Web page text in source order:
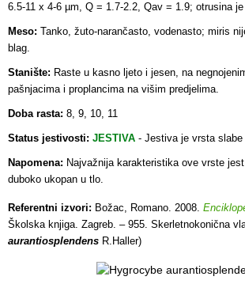
6.5-11 x 4-6 µm, Q = 1.7-2.2, Qav = 1.9; otrusina
Meso: Tanko, žuto-narančasto, vodenasto; miris
blag.
Stanište: Raste u kasno ljeto i jesen, na
pašnjacima i proplancima na višim predjelima.
Doba rasta: 8, 9, 10, 11
Status jestivosti: JESTIVA - Jestiva je vrsta
Napomena: Najvažnija karakteristika ove vrste
duboko ukopan u tlo.
Referentni izvori: Božac, Romano. 2008.
Školska knjiga. Zagreb. – 955. Skerletnokonična
aurantiosplendens R.Haller)